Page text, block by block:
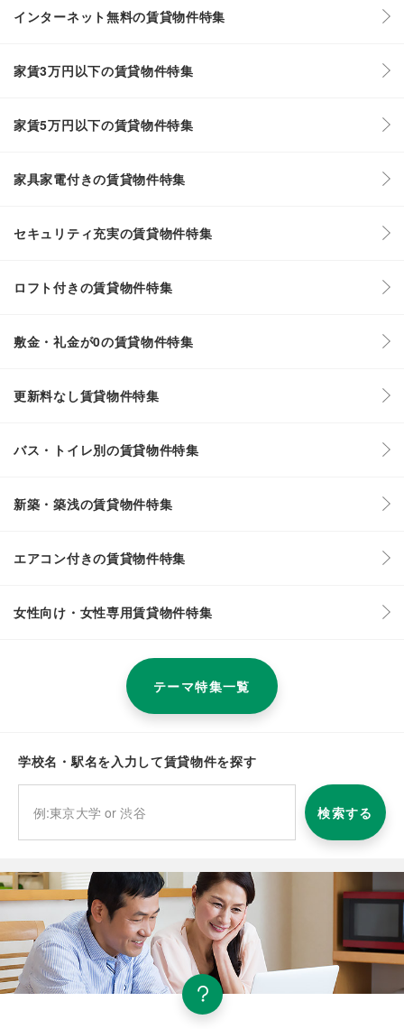
インターネット無料の賃貸物件特集
家賃3万円以下の賃貸物件特集
家賃5万円以下の賃貸物件特集
家具家電付きの賃貸物件特集
セキュリティ充実の賃貸物件特集
ロフト付きの賃貸物件特集
敷金・礼金が0の賃貸物件特集
更新料なし賃貸物件特集
バス・トイレ別の賃貸物件特集
新築・築浅の賃貸物件特集
エアコン付きの賃貸物件特集
女性向け・女性専用賃貸物件特集
テーマ特集一覧
学校名・駅名を入力して賃貸物件を探す
検索する